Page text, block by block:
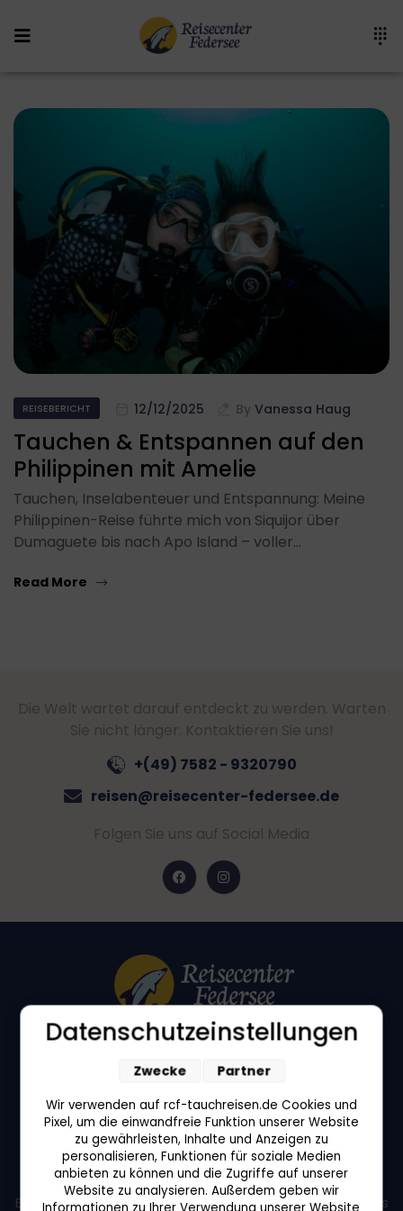
REISEBERICHT 12/12/2025 By Vanessa Haug
Tauchen & Entspannen auf den
Philippinen mit Amelie
Tauchen, Inselabenteuer und Entspannung: Meine
Philippinen-Reise führte mich von Siquijor über
Dumaguete bis nach Apo Island – voller…
Read More
Die Welt wartet darauf entdeckt zu werden. Warten
Sie nicht länger. Kontaktieren Sie uns!
+(49) 7582 - 9320790
reisen@reisecenter-federsee.de
Folgen Sie uns auf Social Media
Schussenriederstraße 54
88422 Bad Buchau
Öffnungszeiten in Bad Buchau:
Unser Büro ist nur nach Terminvereinbarung geöffnet.
Bitte wenden Sie sich telefonisch oder per E-Mail an uns
Datenschutzeinstellungen
Wir verwenden auf rcf-tauchreisen.de Cookies und
Pixel, um die einwandfreie Funktion unserer Website
zu gewährleisten, Inhalte und Anzeigen zu
personalisieren, Funktionen für soziale Medien
anbieten zu können und die Zugriffe auf unserer
Website zu analysieren. Außerdem geben wir
Informationen zu Ihrer Verwendung unserer Website
Zwecke Partner